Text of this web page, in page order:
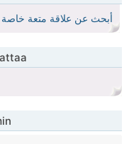
أبحث عن علاقة متعة خاصة